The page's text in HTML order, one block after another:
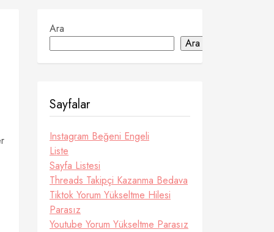
Ara
Ara
Sayfalar
Instagram Beğeni Engeli
Liste
Sayfa Listesi
Threads Takipçi Kazanma Bedava
Tiktok Yorum Yükseltme Hilesi
Parasız
Youtube Yorum Yükseltme Parasız